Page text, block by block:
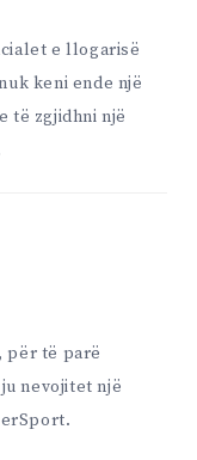
e llogarisë
keni ende një
të zgjidhni një
për të parë
nevojitet një